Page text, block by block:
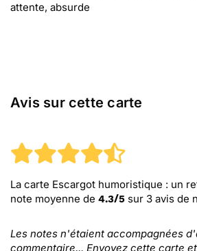
attente, absurde
Avis sur cette carte
La carte Escargot humoristique : un
note moyenne de 4.3/5 sur 3 avis de
Les notes n'étaient accompagnées
commentaire... Envoyez cette carte